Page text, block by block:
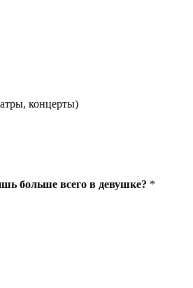
концерты)
больше всего в девушке? *